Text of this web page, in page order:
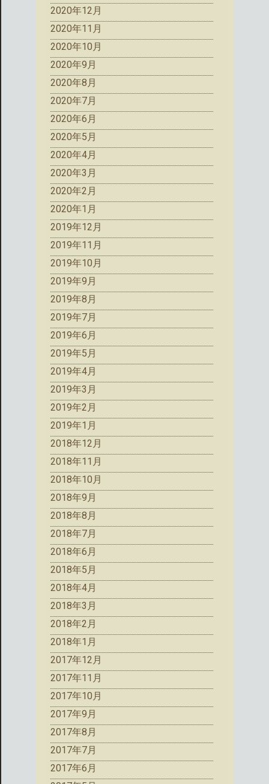
2020年12月
2020年11月
2020年10月
2020年9月
2020年8月
2020年7月
2020年6月
2020年5月
2020年4月
2020年3月
2020年2月
2020年1月
2019年12月
2019年11月
2019年10月
2019年9月
2019年8月
2019年7月
2019年6月
2019年5月
2019年4月
2019年3月
2019年2月
2019年1月
2018年12月
2018年11月
2018年10月
2018年9月
2018年8月
2018年7月
2018年6月
2018年5月
2018年4月
2018年3月
2018年2月
2018年1月
2017年12月
2017年11月
2017年10月
2017年9月
2017年8月
2017年7月
2017年6月